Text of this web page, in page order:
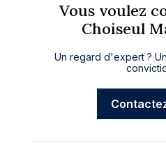
Vous voulez
Choiseul
Un regard d'expert ?